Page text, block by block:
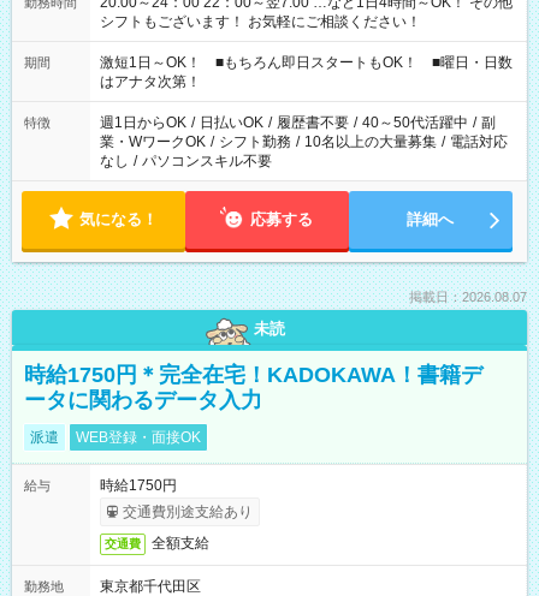
シフトもございます！ お気軽にご相談ください！
期間
激短1日～OK！ ■もちろん即日スタートもOK！ ■曜日・日数
はアナタ次第！
特徴 週1日からOK / 日払いOK / 履歴書不要 / 40～50代活躍中 / 副
業・WワークOK / シフト勤務 / 10名以上の大量募集 / 電話対応
なし / パソコンスキル不要
気になる！ 応募する 詳細へ
掲載日：2026.08.07
未読
時給1750円＊完全在宅！KADOKAWA！書籍デ
ータに関わるデータ入力
派遣 WEB登録・面接OK
給与
時給1750円
交通費別途支給あり
交通費 全額支給
勤務地
東京都千代田区